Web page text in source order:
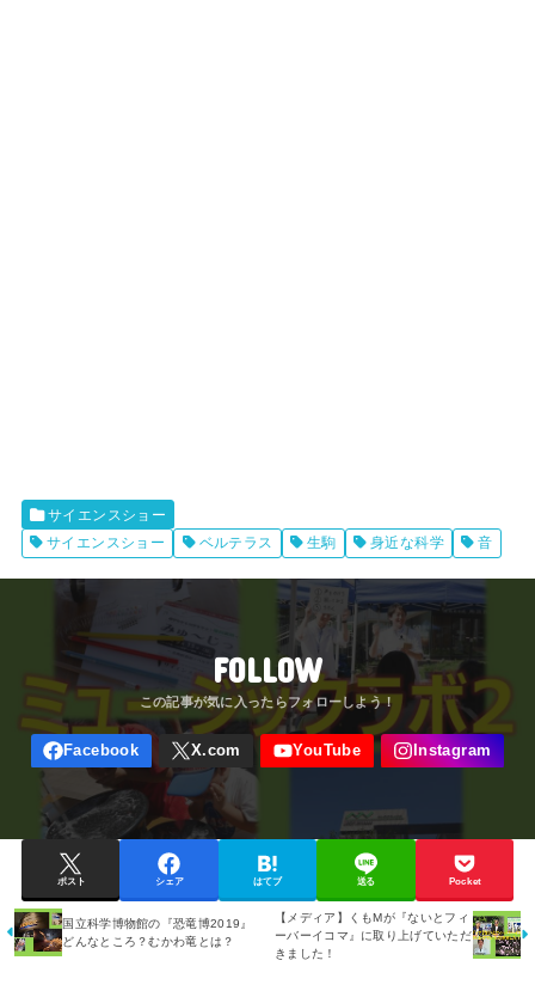
サイエンスショー
サイエンスショー
ベルテラス 生駒 身近な科学 音
FOLLOW
ポスト シェア はてブ 送る Pocket
国立科学博物館の『恐竜博2019』
どんなところ？むかわ竜とは？
【メディア】くもMが『ないとフィ
ーバーイコマ』に取り上げていただ
きました！